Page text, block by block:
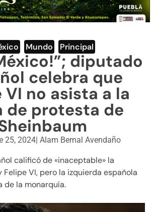
DEPORTES
ENGLISH SECTION
VIDEOS
Mundo Principal
diputado
celebra que
VI no asista a la
de protesta de
25, 2024| Alam Bernal Avendaño
calificó de «inaceptable» la
Felipe VI, pero la izquierda española
de la monarquía.